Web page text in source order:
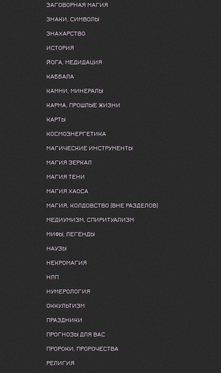
ЗАГОВОРНАЯ МАГИЯ
ЗНАКИ, СИМВОЛЫ
ЗНАХАРСТВО
ИСТОРИЯ
ЙОГА, МЕДИДАЦИЯ
КАББАЛА
КАМНИ, МИНЕРАЛЫ
КАРМА, ПРОШЛЫЕ ЖИЗНИ
КАРТЫ
КОСМОЭНЕРГЕТИКА
МАГИЧЕСКИЕ ИНСТРУМЕНТЫ
МАГИЯ ЗЕРКАЛ
МАГИЯ ТЕНИ
МАГИЯ ХАОСА
МАГИЯ, КОЛДОВСТВО (ВНЕ РАЗДЕЛОВ)
МЕДИУМИЗМ, СПИРИТУАЛИЗМ
МИФЫ, ЛЕГЕНДЫ
НАУЗЫ
НЕКРОМАГИЯ
НЛП
НУМЕРОЛОГИЯ
ОККУЛЬТИЗМ
ПРАЗДНИКИ
ПРОГНОЗЫ ДЛЯ ВАС
ПРОРОКИ, ПРОРОЧЕСТВА
РЕЛИГИЯ